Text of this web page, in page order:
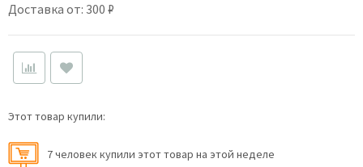
Доставка от: 300 ₽
Этот товар купили:
7 человек купили этот товар на этой неделе